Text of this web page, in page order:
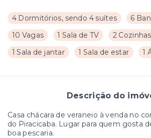
4 Dormitórios, sendo 4 suítes
6
10 Vagas
1 Sala de TV 2 Cozinhas
1 Sala de jantar
1 Sala de estar 1
Descrição do
Casa chácara de veraneio à venda no
do Piracicaba. Lugar para quem gosta
boa pescaria.